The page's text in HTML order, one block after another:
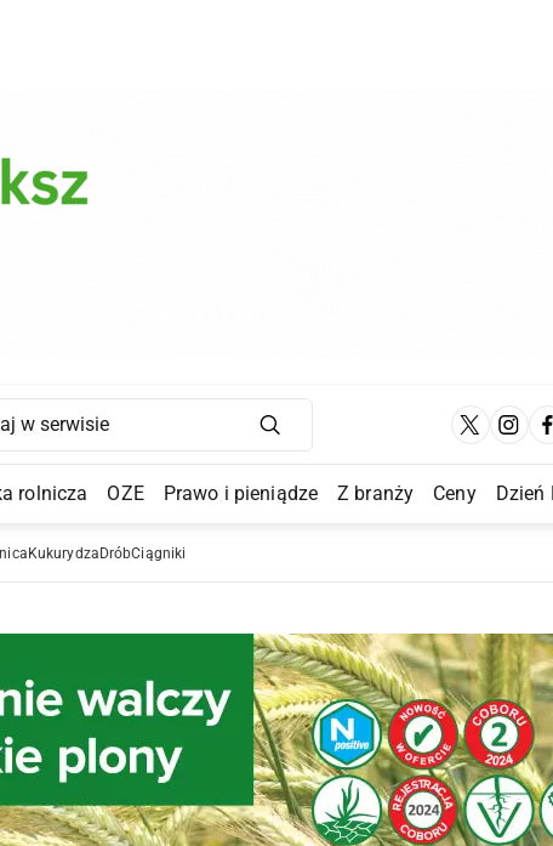
Main Navigation
rolnicza OZE Prawo i pieniądze Z branży Ceny Dzień
Kukurydza DróbCiągniki